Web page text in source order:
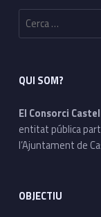
Cerca:
QUI SOM?
El Consorci
entitat pública
l’Ajuntament de
OBJECTIU